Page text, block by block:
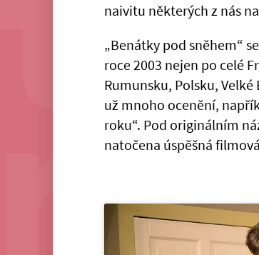
naivitu některých z nás
„Benátky pod sněhem“
roce 2003 nejen po celé
Rumunsku, Polsku,
už mnoho ocenění,
roku“. Pod originálním
natočena úspěšná